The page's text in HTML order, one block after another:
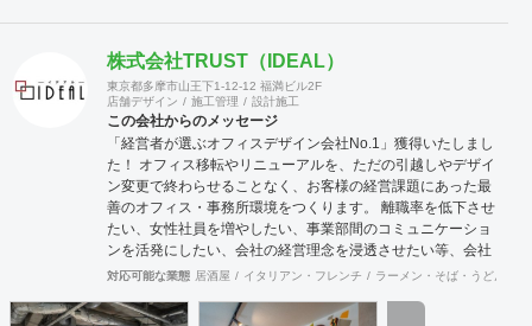
株式会社TRUST（IDEAL）
東京都多摩市山王下1-12-12 福満ビル2F
店舗デザイン
施工管理 設計施工
この会社からのメッセージ
「経営者が選ぶオフィスデザイン会社No.1」獲得いたしまし
た！ オフィス移転やリニューアルを、ただの引越しやデザイ
ン変更で終わらせることなく、お客様の経営課題にあった最
善のオフィス・事務所環境をつくります。 離職率を低下させ
たい、女性社員を増やしたい、事業部間のコミュニケーショ
ンを活発にしたい、会社の経営理念を浸透させたい等、会社
の規模やフェーズによって様々な課題をかかえています。ど
今後どのような事業戦略を描き、どのような組織になってい
対応可能な業態 居酒屋 イタリアン・フレンチ ラーメン・そば・うどん